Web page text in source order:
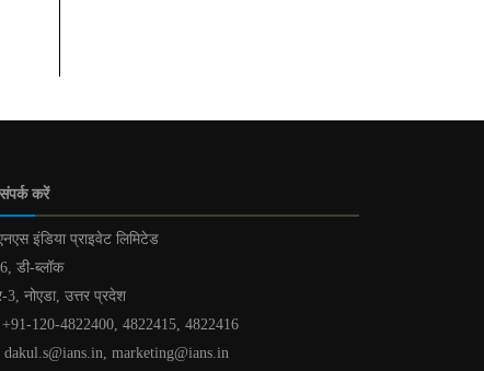
करें
इंडिया प्राइवेट लिमिटेड
डी-ब्लॉक
3, नोएडा, उत्तर प्रदेश
+91-120-4822400, 4822415, 4822416
dakul.s@ians.in, marketing@ians.in